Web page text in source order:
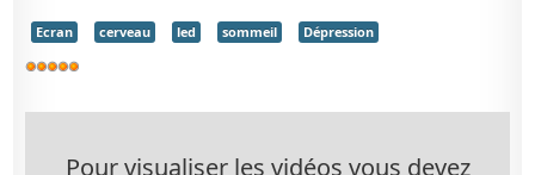
Ecran cerveau led sommeil Dépression
Vote
Pour visualiser les vidéos vous devez